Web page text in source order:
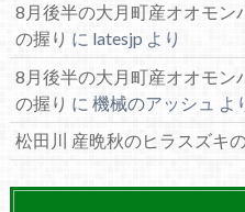
8月後半の大月町産オオモン
の握り に latesjp より
8月後半の大月町産オオモン
の握り に 機械のアッシュ よ
松田川 産晩秋のヒラスズキ